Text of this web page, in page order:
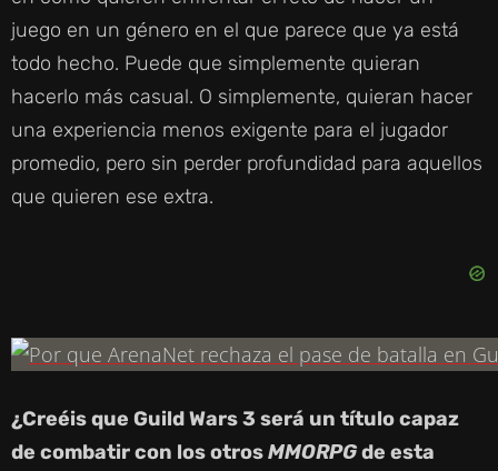
juego en un género en el que parece que ya está
todo hecho. Puede que simplemente quieran
hacerlo más casual. O simplemente, quieran hacer
una experiencia menos exigente para el jugador
promedio, pero sin perder profundidad para aquellos
que quieren ese extra.
¿Creéis que Guild Wars 3 será un título capaz
de combatir con los otrosMMORPGde esta